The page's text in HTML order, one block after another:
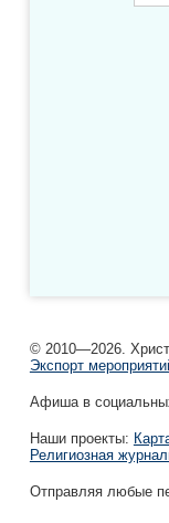
© 2010—2026.
Экспорт
Афиша в
Наши проекты:
Религиозная
Отправляя любые